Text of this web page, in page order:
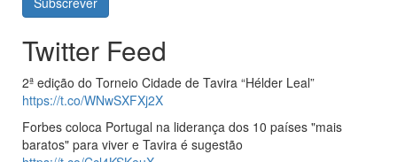
Twitter Feed
2ª edição do Torneio Cidade de Tavira “Hélder Leal”
https://t.co/WNwSXFXj2X
Forbes coloca Portugal na liderança dos 10 países "mais
baratos" para viver e Tavira é sugestão